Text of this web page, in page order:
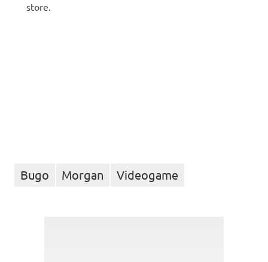
store.
Bugo Morgan Videogame